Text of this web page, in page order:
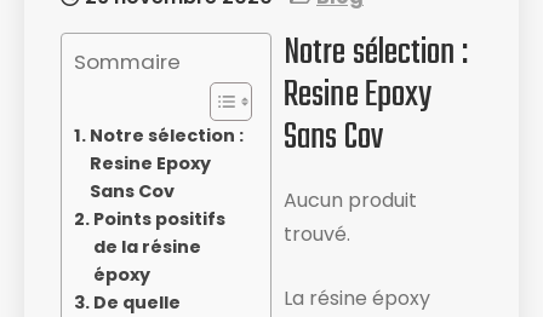
Sommaire
Notre sélection :
Resine Epoxy
Sans Cov
Points positifs
de la résine
époxy
De quelle
Notre sélection :
Resine Epoxy
Sans Cov
Aucun produit
trouvé.
La résine époxy